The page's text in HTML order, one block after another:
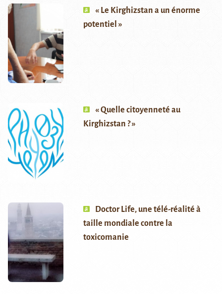
« Le Kirghizstan a un énorme
potentiel »
« Quelle citoyenneté au
Kirghizstan ? »
Doctor Life, une télé-réalité à
taille mondiale contre la
toxicomanie